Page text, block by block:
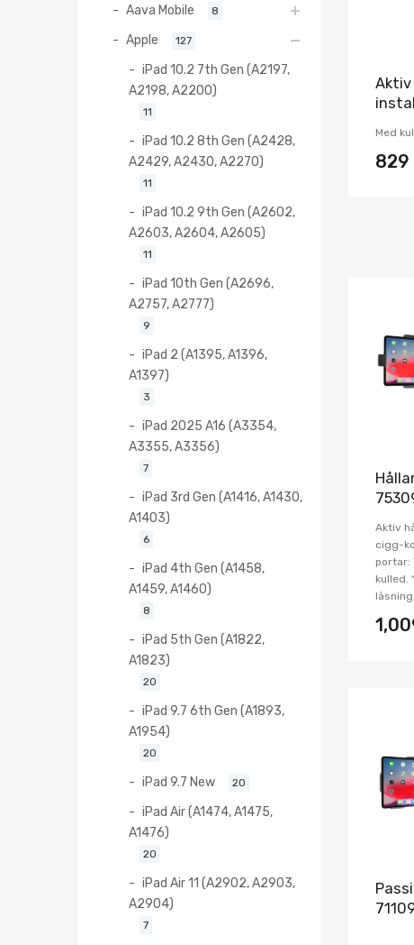
Med
829
Aktiv
cigg-
portar:
kulled.
Aava Mobile 8
Apple 127
iPad 10.2 7th Gen (A2197,
A2198, A2200)
11
iPad 10.2 8th Gen (A2428,
A2429, A2430, A2270)
11
iPad 10.2 9th Gen (A2602,
A2603, A2604, A2605)
11
iPad 10th Gen (A2696,
A2757, A2777)
9
iPad 2 (A1395, A1396,
A1397)
3
iPad 2025 A16 (A3354,
A3355, A3356)
7
iPad 3rd Gen (A1416, A1430,
A1403)
6
iPad 4th Gen (A1458,
A1459, A1460)
8
iPad 5th Gen (A1822,
A1823)
20
iPad 9.7 6th Gen (A1893,
A1954)
20
iPad 9.7 New 20
iPad Air (A1474, A1475,
A1476)
20
iPad Air 11 (A2902, A2903,
A2904)
7